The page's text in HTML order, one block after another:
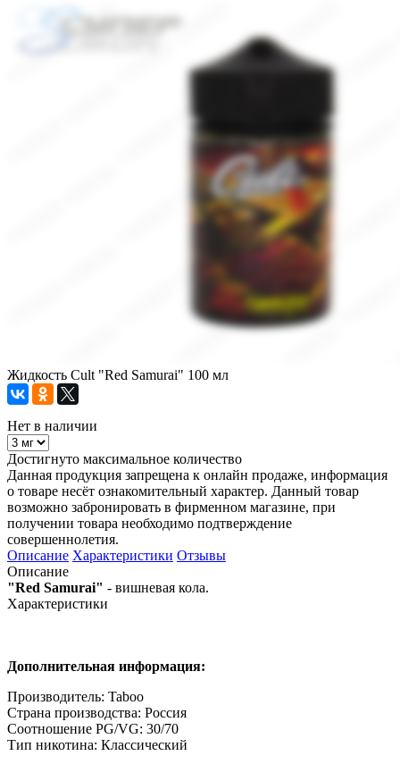
Жидкость Cult "Red Samurai" 100 мл
Нет в наличии
Достигнуто максимальное количество
Данная продукция запрещена к онлайн продаже, информация
о товаре несёт ознакомительный характер. Данный товар
возможно забронировать в фирменном магазине, при
получении товара необходимо подтверждение
совершеннолетия.
Описание Характеристики Отзывы
Описание
"Red Samurai" - вишневая кола.
Характеристики
Дополнительная информация:
Производитель: Taboo
Страна производства: Россия
Соотношение PG/VG: 30/70
Тип никотина: Классический